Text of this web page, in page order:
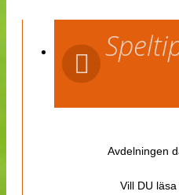
Avdelningen
Vill DU